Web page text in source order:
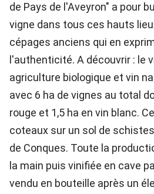
de Pays de l'Aveyron" a pour
vigne dans tous ces hauts
cépages anciens qui en
l'authenticité. A découvrir : le
agriculture biologique et vin
avec 6 ha de vignes au total
rouge et 1,5 ha en vin blanc.
coteaux sur un sol de
de Conques. Toute la
la main puis vinifiée en cave
vendu en bouteille après un